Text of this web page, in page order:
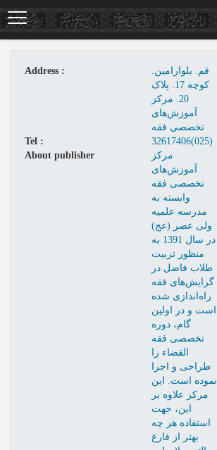
Skip
to
main
Address :
قم. بلوارامین.
کوچه 17. پلاک
20. مرکز
آموزش‌های
تخصصی فقه
Tel :
32617406(025)
About publisher
مرکز
آموزش‌های
تخصصی فقه
وابسته به
مدرسه علمیه
ولی عصر (عج)
در سال 1391 به
منظور تربیت
طلاب فاضل در
گرایش‌های فقه
راه‌اندازی شده
است و در اولین
گام، دوره
تخصصی فقه
القضاء را
طراحی و اجرا
نموده است. این
مرکز علاوه بر
این، جهت
استفاده هر چه
بهتر از فارغ